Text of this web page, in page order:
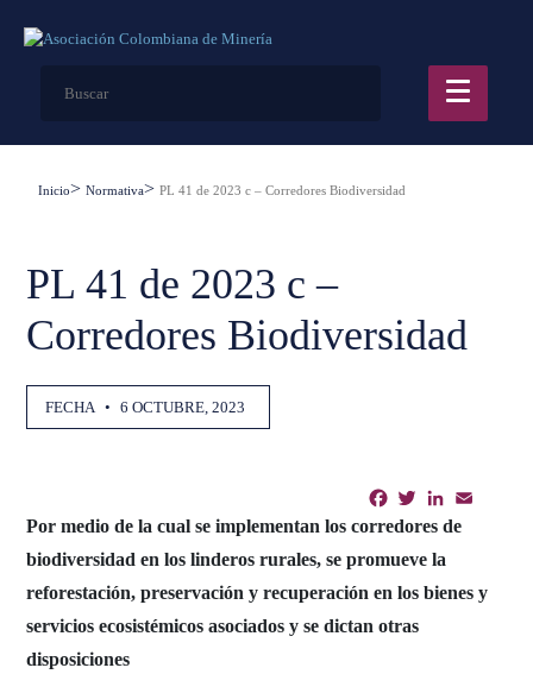
Inicio Normativa PL 41 de 2023 c – Corredores Biodiversidad
PL 41 de 2023 c –
Corredores Biodiversidad
FECHA • 6 OCTUBRE, 2023
FacebookTwitterLinkedIn
Por medio de la cual se implementan los corredores de
biodiversidad en los linderos rurales, se promueve la
reforestación, preservación y recuperación en los bienes y
servicios ecosistémicos asociados y se dictan otras
disposiciones